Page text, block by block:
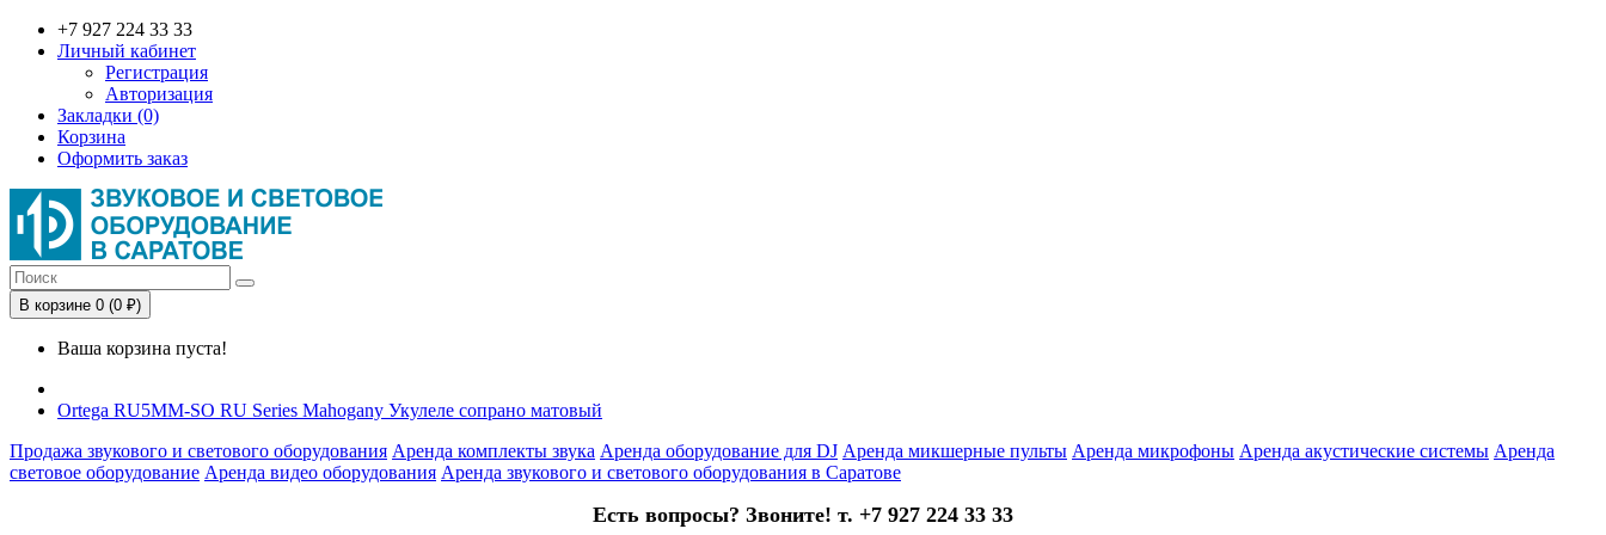
+7 927 224 33 33
Личный кабинет
Регистрация
Авторизация
Закладки (0)
Корзина
Оформить заказ
В корзине 0 (0 ₽)
Ваша корзина пуста!
Ortega RU5MM-SO RU Series Mahogany Укулеле сопрано матовый
Продажа звукового и светового оборудования Аренда комплекты звука Аренда оборудование для DJ Аренда микшерные пульты Аренда микрофоны Аренда акустические системы Аренда
световое оборудование Аренда видео оборудования Аренда звукового и светового оборудования в Саратове
Есть вопросы? Звоните! т. +7 927 224 33 33